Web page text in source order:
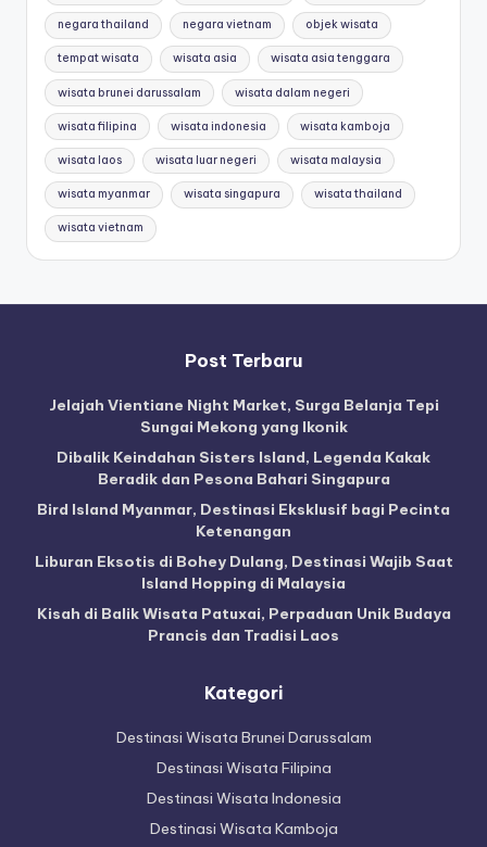
negara thailand negara vietnam objek wisata
tempat wisata wisata asia wisata asia tenggara
wisata brunei darussalam wisata dalam negeri
wisata filipina wisata indonesia wisata kamboja
wisata laos wisata luar negeri wisata malaysia
wisata myanmar wisata singapura wisata thailand
wisata vietnam
Post Terbaru
Jelajah Vientiane Night Market, Surga Belanja Tepi
Sungai Mekong yang Ikonik
Dibalik Keindahan Sisters Island, Legenda Kakak
Beradik dan Pesona Bahari Singapura
Bird Island Myanmar, Destinasi Eksklusif bagi Pecinta
Ketenangan
Liburan Eksotis di Bohey Dulang, Destinasi Wajib Saat
Island Hopping di Malaysia
Kisah di Balik Wisata Patuxai, Perpaduan Unik Budaya
Prancis dan Tradisi Laos
Kategori
Destinasi Wisata Brunei Darussalam
Destinasi Wisata Filipina
Destinasi Wisata Indonesia
Destinasi Wisata Kamboja